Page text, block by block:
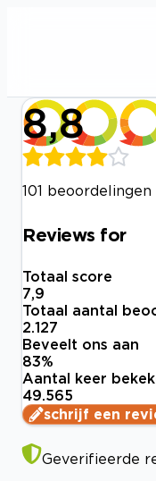
8,8
101
Reviews for
Totaal score
7,9
Totaal aantal
2.127
Beveelt ons aan
83%
Aantal keer
49.565
schrijf een
Geverifieerde